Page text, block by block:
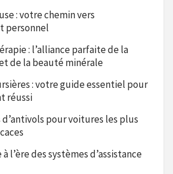
: votre chemin vers
personnel
: l’alliance parfaite de la
de la beauté minérale
: votre guide essentiel pour
réussi
d’antivols pour voitures les plus
l’ère des systèmes d’assistance